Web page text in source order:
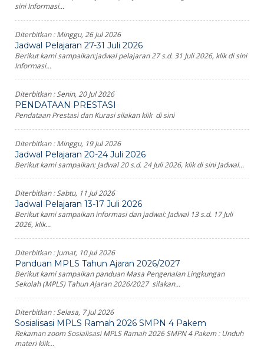
sini Informasi...
Diterbitkan :Minggu, 26 Jul 2026
Jadwal Pelajaran 27-31 Juli 2026
Berikut kami sampaikan:jadwal pelajaran 27 s.d. 31 Juli 2026, klik di sini
Informasi...
Diterbitkan :Senin, 20 Jul 2026
PENDATAAN PRESTASI
Pendataan Prestasi dan Kurasi silakan klik di sini
Diterbitkan :Minggu, 19 Jul 2026
Jadwal Pelajaran 20-24 Juli 2026
Berikut kami sampaikan: Jadwal 20 s.d. 24 Juli 2026, klik di sini Jadwal...
Diterbitkan :Sabtu, 11 Jul 2026
Jadwal Pelajaran 13-17 Juli 2026
Berikut kami sampaikan informasi dan jadwal: Jadwal 13 s.d. 17 Juli
2026, klik...
Diterbitkan :Jumat, 10 Jul 2026
Panduan MPLS Tahun Ajaran 2026/2027
Berikut kami sampaikan panduan Masa Pengenalan Lingkungan
Sekolah (MPLS) Tahun Ajaran 2026/2027 silakan...
Diterbitkan :Selasa, 7 Jul 2026
Sosialisasi MPLS Ramah 2026 SMPN 4 Pakem
Rekaman zoom Sosialisasi MPLS Ramah 2026 SMPN 4 Pakem : Unduh
materi klik...